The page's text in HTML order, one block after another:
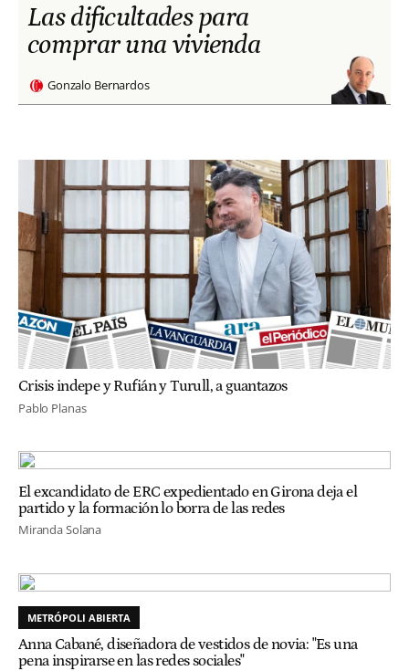
Las dificultades para
comprar una vivienda
Gonzalo Bernardos
Crisis indepe y Rufián y Turull, a guantazos
Pablo Planas
El excandidato de ERC expedientado en Girona deja el
partido y la formación lo borra de las redes
Miranda Solana
METRÓPOLI ABIERTA
Anna Cabané, diseñadora de vestidos de novia: "Es una
pena inspirarse en las redes sociales"